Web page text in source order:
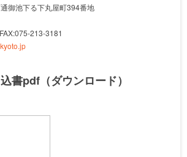
御池下る下丸屋町394番地
213-3181
書pdf（ダウンロード）